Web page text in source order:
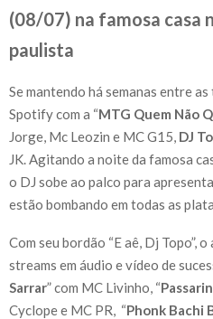
(08/07) na famosa casa
paulista
Se mantendo há semanas entre
Spotify com a “MTG Quem Não
Jorge, Mc Leozin e MC G15, DJ
JK. Agitando a noite da famosa
o DJ sobe ao palco para
estão bombando em todas as
Com seu bordão “E aê, Dj Topo”,
streams em áudio e vídeo de
Sarrar” com MC Livinho, “
Cyclope e MC PR, “Phonk Bachi